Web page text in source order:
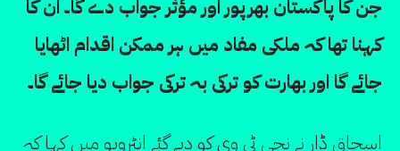
جن کا پاکستان بھرپور اور مؤثر جواب دے گا۔ ان کا
کہنا تھا کہ ملکی مفاد میں ہر ممکن اقدام اٹھایا
جائے گا اور بھارت کو ترکی بہ ترکی جواب دیا جائے گا۔
اسحاق ڈار نے نجی ٹی وی کو دیے گئے انٹرویو میں کہا کہ